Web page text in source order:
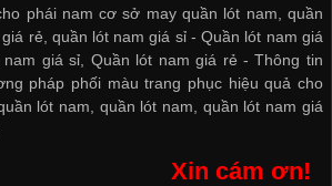
phái nam cơ sở may quần lót nam, quần
rẻ, quần lót nam giá sỉ -Quần lót nam giá
nam giá sỉ Quần lót nam giá rẻ -Thông tin
pháp phối màu trang phục hiệu quả cho
lót nam
quần lót nam
quần lót nam giá
Xin cám ơn!